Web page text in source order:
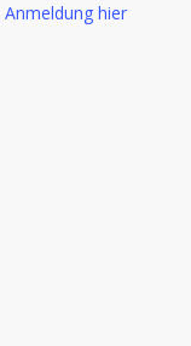
Anmeldung hier